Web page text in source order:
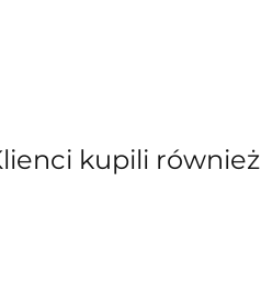
kupili również